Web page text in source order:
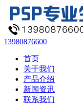
13980876600
首页
关于我们
产品介绍
新闻资讯
联系我们